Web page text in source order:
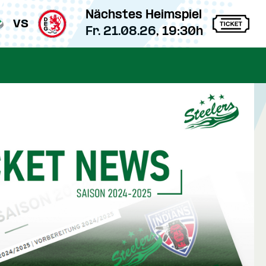
vs
Nächstes Heimspiel
Fr. 21.08.26, 19:30h